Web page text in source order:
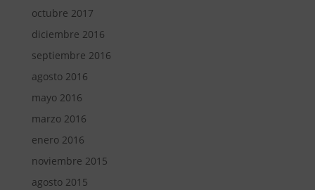
octubre 2017
diciembre 2016
septiembre 2016
agosto 2016
mayo 2016
marzo 2016
enero 2016
noviembre 2015
agosto 2015